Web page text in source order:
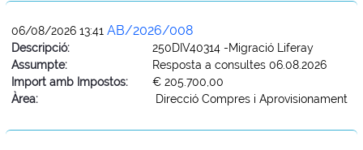
06/08/2026 13:41 AB/2026/008
Descripció:
250DIV40314 -Migració Liferay
Assumpte:
Resposta a consultes 06.08.2026
Import amb Impostos:
€ 205.700,00
Àrea:
Direcció Compres i Aprovisionament